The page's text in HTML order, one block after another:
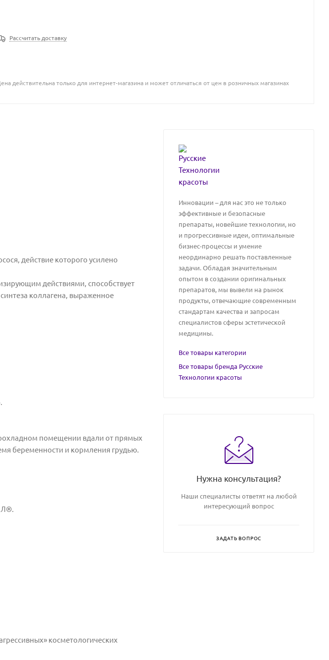
Рассчитать доставку
действительна только для интернет-магазина и может отличаться от цен в розничных магазинах
действие которого усилено
действиями, способствует
коллагена, выраженное
помещении вдали от прямых
беременности и кормления грудью.
косметологических
Инновации – для нас это не только
эффективные и безопасные
препараты, новейшие технологии, но
и прогрессивные идеи, оптимальные
бизнес-процессы и умение
неординарно решать поставленные
задачи. Обладая значительным
опытом в создании оригинальных
препаратов, мы вывели на рынок
продукты, отвечающие современным
стандартам качества и запросам
специалистов сферы эстетической
медицины.
Все товары категории
Все товары бренда Русские
Технологии красоты
Нужна консультация?
Наши специалисты ответят на любой
интересующий вопрос
ЗАДАТЬ ВОПРОС